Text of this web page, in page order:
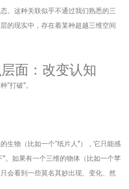
。这种关联似乎不通过我们熟悉的三
的现实中，存在着某种超越三维空间
面：改变认知
“打破”。
生物（比如一个“纸片人”），它只能感
。如果有一个三维的物体（比如一个苹
会看到一些莫名其妙出现、变化、然